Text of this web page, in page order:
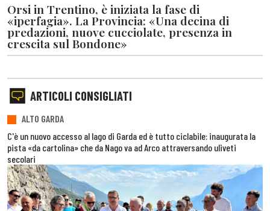
Orsi in Trentino, è iniziata la fase di
«iperfagia». La Provincia: «Una decina di
predazioni, nuove cucciolate, presenza in
crescita sul Bondone»
ARTICOLI CONSIGLIATI
ALTO GARDA
C'è un nuovo accesso al lago di Garda ed è tutto ciclabile: inaugurata la
pista «da cartolina» che da Nago va ad Arco attraversando uliveti
secolari